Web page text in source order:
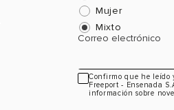
Mujer
Mixto
Correo electrónico
Confirmo que he leído
Freeport - Ensenada
información sobre